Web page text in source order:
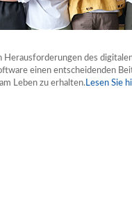
Herausforderungen des
einen entscheidenden
Leben zu erhalten.Lesen Sie